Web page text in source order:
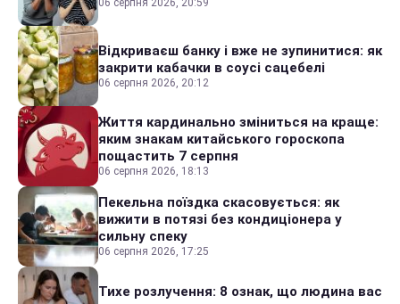
06 серпня 2026, 20:59
Відкриваєш банку і вже не зупинитися: як
закрити кабачки в соусі сацебелі
06 серпня 2026, 20:12
Життя кардинально зміниться на краще:
яким знакам китайського гороскопа
пощастить 7 серпня
06 серпня 2026, 18:13
Пекельна поїздка скасовується: як
вижити в потязі без кондиціонера у
сильну спеку
06 серпня 2026, 17:25
Тихе розлучення: 8 ознак, що людина вас